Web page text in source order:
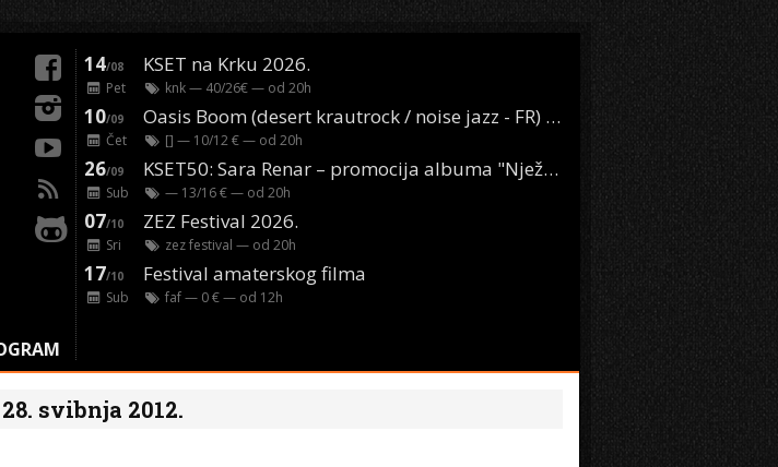
14/08 KSET na Krku 2026.
Pet knk— 40/26€ — od 20h
10/09 Oasis Boom (desert krautrock / noise jazz - FR) @ KONTEJNER
Čet [] — 10/12 € — od 20h
26/09 KSET50: Sara Renar – promocija albuma "Nježne riječi" @ Močvara
Sub — 13/16 € — od 20h
07/10 ZEZ Festival 2026.
Sri zez festival — od 20h
17/10 Festival amaterskog filma
Sub faf— 0 € — od 12h
svibnja 2012.